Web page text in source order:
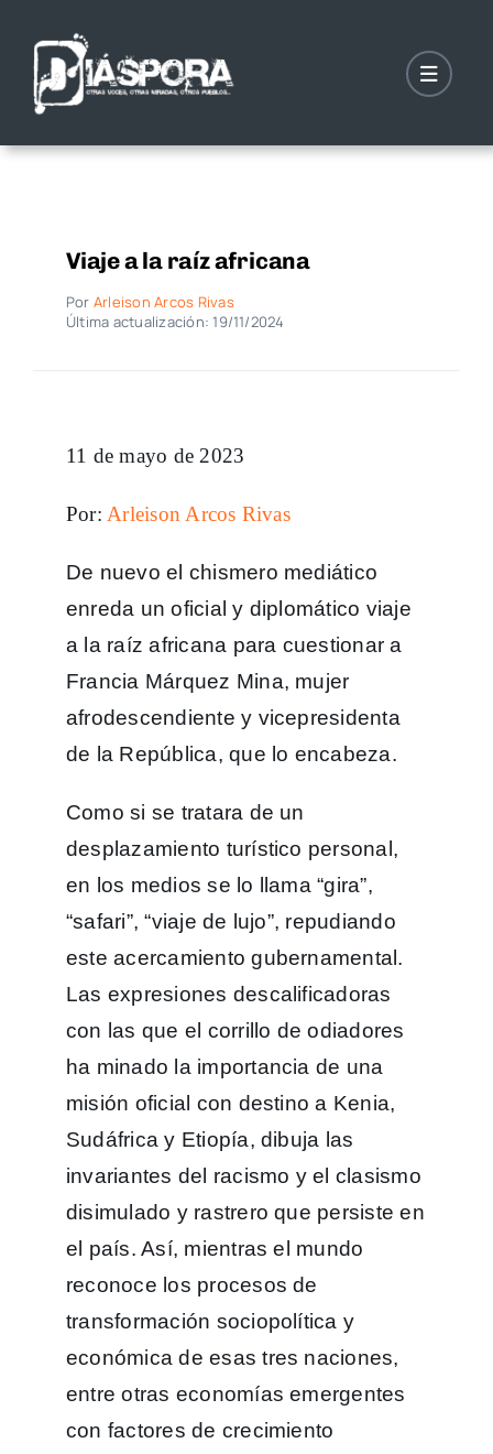
contenido
Viaje a la raíz africana
Por Arleison Arcos Rivas
Última actualización: 19/11/2024
11 de mayo de 2023
Por:Arleison Arcos Rivas
De nuevo el chismero mediático
enreda un oficial y diplomático viaje
a la raíz africana para cuestionar a
Francia Márquez Mina, mujer
afrodescendiente y vicepresidenta
de la República, que lo encabeza.
Como si se tratara de un
desplazamiento turístico personal,
en los medios se lo llama “gira”,
“safari”, “viaje de lujo”, repudiando
este acercamiento gubernamental.
Las expresiones descalificadoras
con las que el corrillo de odiadores
ha minado la importancia de una
misión oficial con destino a Kenia,
Sudáfrica y Etiopía, dibuja las
invariantes del racismo y el clasismo
disimulado y rastrero que persiste en
el país. Así, mientras el mundo
reconoce los procesos de
transformación sociopolítica y
económica de esas tres naciones,
entre otras economías emergentes
con factores de crecimiento